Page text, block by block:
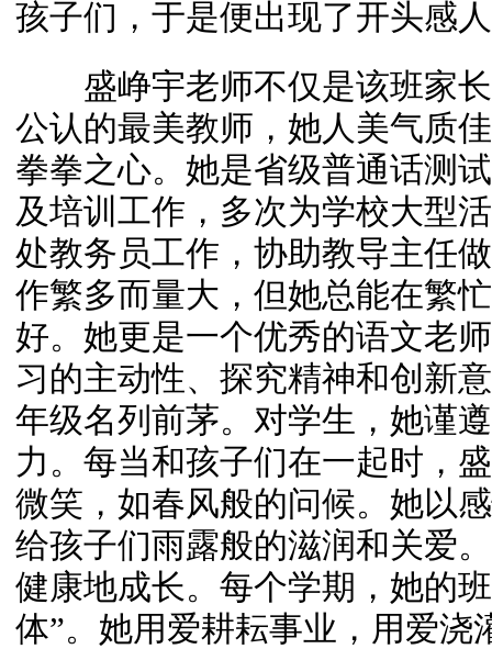
孩子们，于是便出现了开头感
盛峥宇老师不仅是该班家长
公认的最美教师，她人美气质
拳拳之心。她是省级普通话测
及培训工作，多次为学校大型
处教务员工作，协助教导主任
作繁多而量大，但她总能在繁
好。她更是一个优秀的语文老
习的主动性、探究精神和创新
年级名列前茅。对学生，她谨
力。每当和孩子们在一起时，
微笑，如春风般的问候。她以
给孩子们雨露般的滋润和关爱
健康地成长。每个学期，她的
体”。她用爱耕耘事业，用爱浇